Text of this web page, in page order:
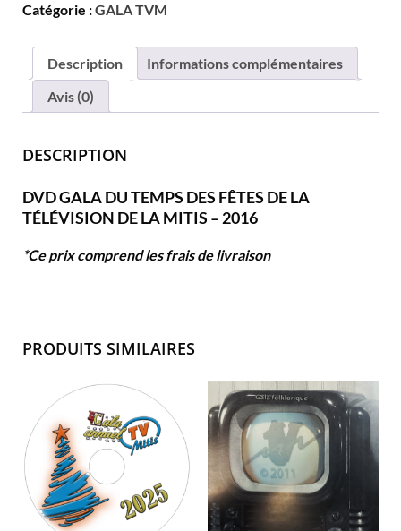
Catégorie :GALA TVM
Description
Informations complémentaires
Avis (0)
DESCRIPTION
DVD GALA DU TEMPS DES FÊTES DE LA
TÉLÉVISION DE LA MITIS – 2016
*Ce prix comprend les frais de livraison
PRODUITS SIMILAIRES